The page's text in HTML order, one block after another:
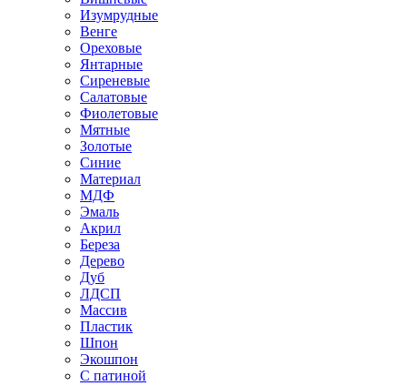
Изумрудные
Венге
Ореховые
Янтарные
Сиреневые
Салатовые
Фиолетовые
Мятные
Золотые
Синие
Материал
МДФ
Эмаль
Акрил
Береза
Дерево
Дуб
ЛДСП
Массив
Пластик
Шпон
Экошпон
С патиной